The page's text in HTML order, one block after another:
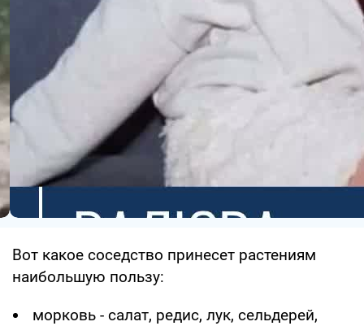
Вот какое соседство принесет растениям
наибольшую пользу:
морковь - салат, редис, лук, сельдерей,